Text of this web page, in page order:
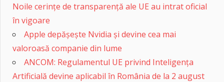
Noile cerințe de transparență ale UE au intrat oficial
în vigoare
Apple depășește Nvidia și devine cea mai
valoroasă companie din lume
ANCOM: Regulamentul UE privind Inteligența
Artificială devine aplicabil în România de la 2 august